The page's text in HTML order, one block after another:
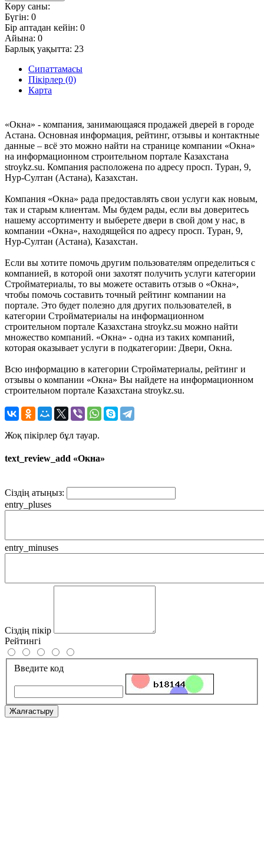
Көру саны:
Бүгін: 0
Бір аптадан кейін: 0
Айына: 0
Барлық уақытта: 23
Сипаттамасы
Пікірлер (0)
Карта
«Окна» - компания, занимающаяся продажей дверей в городе
Астана. Основная информация, рейтинг, отзывы и контактные
данные – всё это можно найти на странице компании «Окна»
на информационном строительном портале Казахстана
stroykz.su. Компания расположена по адресу просп. Туран, 9,
Нур-Султан (Астана), Казахстан.
Компания «Окна» рада предоставлять свои услуги как новым,
так и старым клиентам. Мы будем рады, если вы доверитесь
нашему ассортименту и выберете двери в свой дом у нас, в
компании «Окна», находящейся по адресу просп. Туран, 9,
Нур-Султан (Астана), Казахстан.
Если вы хотите помочь другим пользователям определиться с
компанией, в которой они захотят получить услуги категории
Стройматериалы, то вы можете оставить отзыв о «Окна»,
чтобы помочь составить точный рейтинг компании на
портале. Это будет полезно для других пользователей, в
категории Стройматериалы на информационном
строительном портале Казахстана stroykz.su можно найти
множество компаний. «Окна» - одна из таких компаний,
которая оказывает услуги в подкатегории: Двери, Окна.
Всю информацию в категории Стройматериалы, рейтинг и
отзывы о компании «Окна» Вы найдете на информационном
строительном портале Казахстана stroykz.su.
Жоқ пікірлер бұл тауар.
text_review_add «Окна»
Сіздің атыңыз:
entry_pluses
entry_minuses
Сіздің пікір
Рейтингі
Введите код
Жалғастыру